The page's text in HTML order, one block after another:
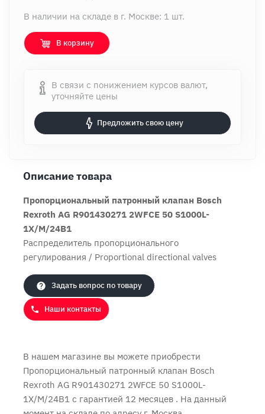
В наличии на складе в г. Москве: 1 шт.
В корзину
В связи с понижением курсов валют,
уточняйте цены
Предложить свою цену
Описание товара
Пропорциональный патронный клапан Bosch
Rexroth AG R901430271 2WFCE 50 S1000L-
1X/M/24B1
Распределитель пропорционального
регулирования / Proportional directional valves
Задать вопрос по товару
Наши контакты
В нашем магазине вы можете приобрести
Пропорциональный патронный клапан Bosch
Rexroth AG R901430271 2WFCE 50 S1000L-
1X/M/24B1 с гарантией 12 месяцев . На данный
Продолжить покупки